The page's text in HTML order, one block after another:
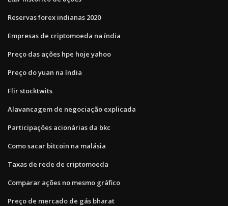
Reservas forex indianas 2020
Empresas de criptomoeda na índia
Preço das ações hpe hoje yahoo
Preço do yuan na índia
Flir stocktwits
Alavancagem de negociação explicada
Participações acionárias da bkc
Como sacar bitcoin na malásia
Taxas de rede de criptomoeda
Comparar ações no mesmo gráfico
Preço de mercado de gás bharat